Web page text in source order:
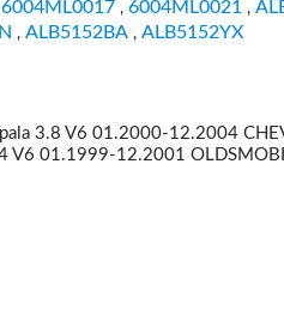
6004ML0017 , 6004ML0021 ,
, ALB5152BA , ALB5152YX
3.8 V6 01.2000-12.2004
V6 01.1999-12.2001